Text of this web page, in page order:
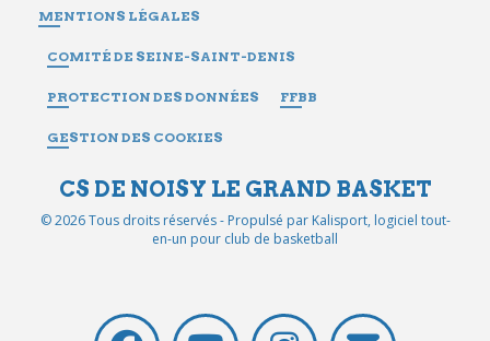
MENTIONS LÉGALES
COMITÉ DE SEINE-SAINT-DENIS
PROTECTION DES DONNÉES FFBB
GESTION DES COOKIES
CS DE NOISY LE GRAND BASKET
© 2026 Tous droits réservés - Propulsé par Kalisport, logiciel tout-
en-un pour club de basketball